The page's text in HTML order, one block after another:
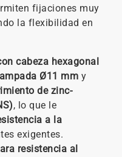
fijaciones muy
la flexibilidad en
cabeza hexagonal
Ø11 mm y
de zinc-
, lo que le
a la
exigentes.
resistencia al